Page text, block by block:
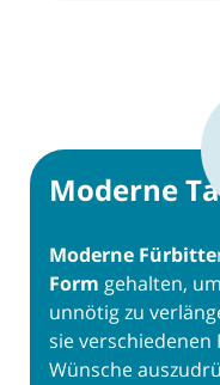
Moderne
Moderne Fürbitte
Form gehalten,
unnötig zu
sie verschiedenen
Wünsche